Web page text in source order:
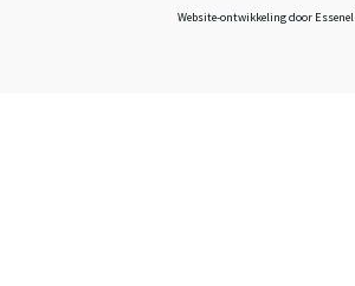
Website-ontwikkeling door Essenel